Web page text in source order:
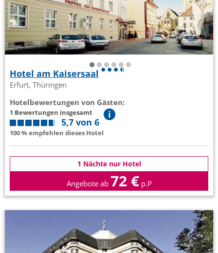
Hotel am Kaisersaal
Erfurt, Thüringen
Hotelbewertungen von Gästen:
1 Bewertungen insgesamt
5,7 von 6
100 % empfehlen dieses Hotel
1 Nächte nur Hotel
Angebote ab 72 € p.P